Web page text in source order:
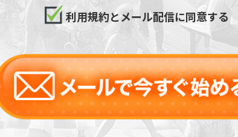
利用規約とメール配信に同意する